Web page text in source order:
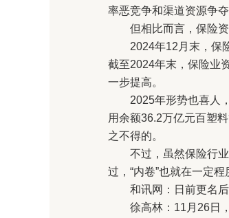
率恶竞争和渠道资源争夺
但相比而言，保险资
2024年12月末，保险
截至2024年末，保险业
一步提高。
2025年形势也喜人，
用余额36.2万亿元百塑
之不得的。
不过，虽然保险行业
过，“内卷”也就在一定
和讯网：日前更名后
徐高林：11月26日，